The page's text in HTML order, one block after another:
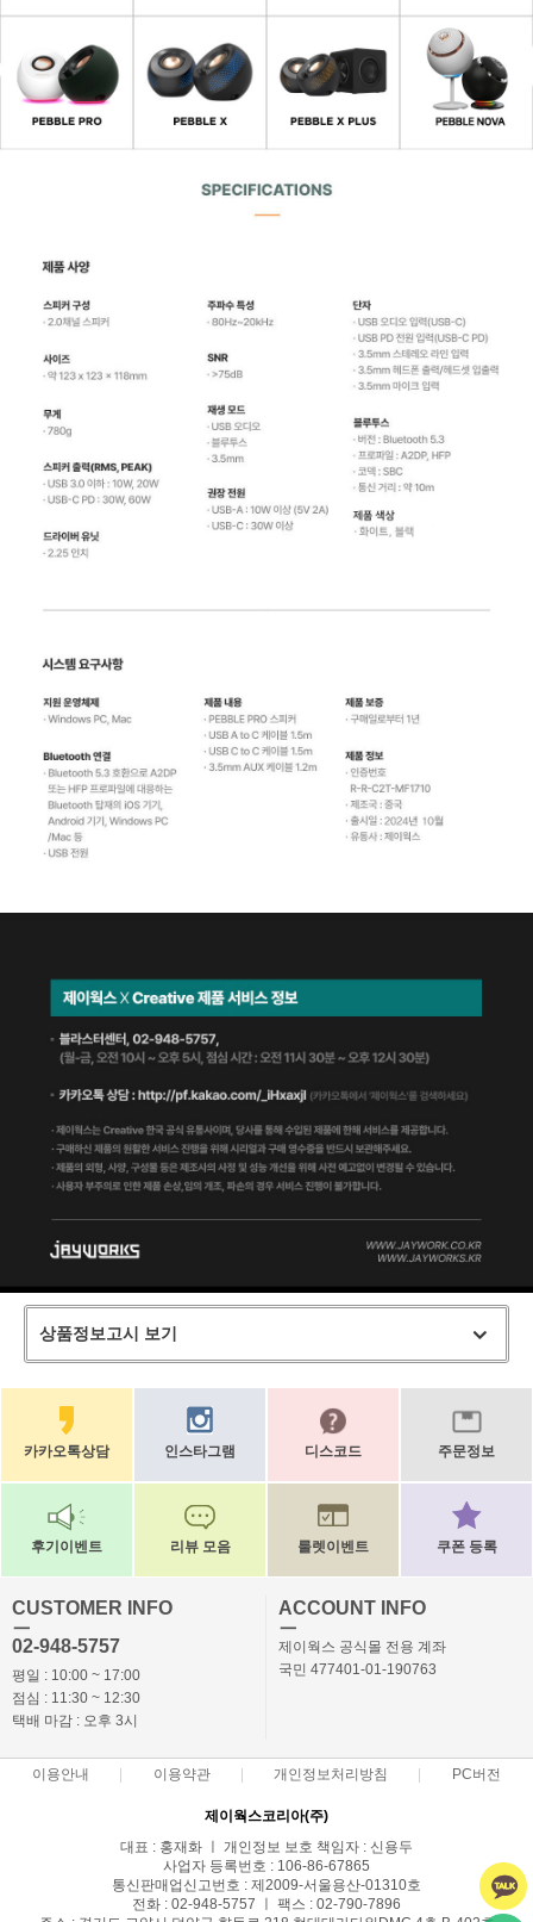
상품정보고시 보기
카카오톡상담 인스타그램 디스코드 주문정보
후기이벤트 리뷰 모음 룰렛이벤트 쿠폰 등록
CUSTOMER INFO
ㅡ
02-948-5757
평일 : 10:00 ~ 17:00
점심 : 11:30 ~ 12:30
택배 마감 : 오후 3시
ACCOUNT INFO
ㅡ
제이웍스 공식몰 전용 계좌
국민 477401-01-190763
이용안내 이용약관 개인정보처리방침 PC버전
제이웍스코리아(주)
대표 : 홍재화 ㅣ 개인정보 보호 책임자 : 신용두
사업자 등록번호 : 106-86-67865
통신판매업신고번호 : 제2009-서울용산-01310호
전화 : 02-948-5757 ㅣ 팩스 : 02-790-7896